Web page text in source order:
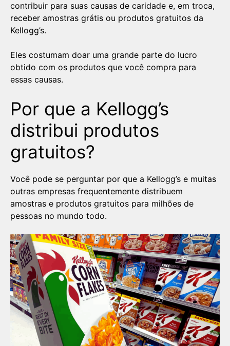
contribuir para suas causas de caridade e, em troca,
receber amostras grátis ou produtos gratuitos da
Kellogg’s.
Eles costumam doar uma grande parte do lucro
obtido com os produtos que você compra para
essas causas.
Por que a Kellogg’s
distribui produtos
gratuitos?
Você pode se perguntar por que a Kellogg’s e muitas
outras empresas frequentemente distribuem
amostras e produtos gratuitos para milhões de
pessoas no mundo todo.